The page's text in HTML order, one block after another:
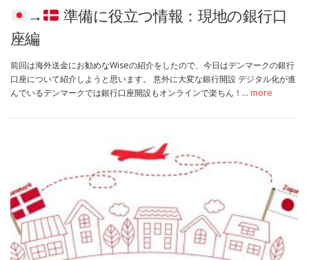
→
準備に役立つ情報：現地の銀行口
座編
前回は海外送金にお勧めなWiseの紹介をしたので、今日はデンマークの銀行
口座について紹介しようと思います。 意外に大変な銀行開設 デジタル化が進
んでいるデンマークでは銀行口座開設もオンラインで楽ちん！… more